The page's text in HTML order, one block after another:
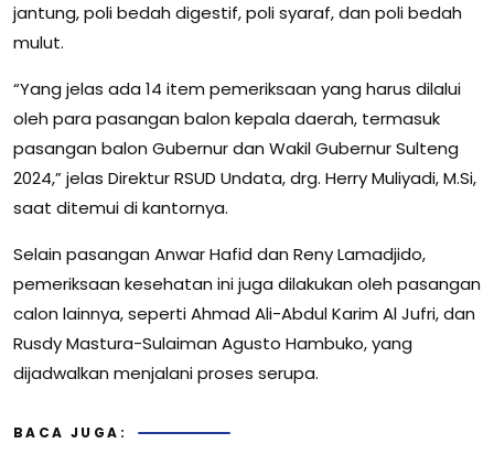
jantung, poli bedah digestif, poli syaraf, dan poli bedah
mulut.
“Yang jelas ada 14 item pemeriksaan yang harus dilalui
oleh para pasangan balon kepala daerah, termasuk
pasangan balon Gubernur dan Wakil Gubernur Sulteng
2024,” jelas Direktur RSUD Undata, drg. Herry Muliyadi, M.Si,
saat ditemui di kantornya.
Selain pasangan Anwar Hafid dan Reny Lamadjido,
pemeriksaan kesehatan ini juga dilakukan oleh pasangan
calon lainnya, seperti Ahmad Ali-Abdul Karim Al Jufri, dan
Rusdy Mastura-Sulaiman Agusto Hambuko, yang
dijadwalkan menjalani proses serupa.
BACA JUGA: